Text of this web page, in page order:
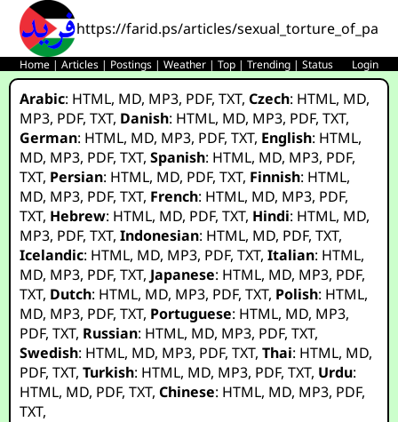
https://farid.ps/articles/
Home |Articles | Postings |Weather |Top |Trending |Status Login
Arabic: HTML, MD, MP3, PDF,TXT,Czech: HTML, MD,
MP3, PDF,TXT, Danish: HTML, MD, MP3, PDF,TXT,
German: HTML, MD, MP3, PDF,TXT, English: HTML,
MD, MP3, PDF,TXT,Spanish: HTML, MD, MP3, PDF,
TXT, Persian: HTML, MD, PDF,TXT, Finnish: HTML,
MD, MP3, PDF,TXT, French: HTML, MD, MP3, PDF,
TXT, Hebrew: HTML, MD, PDF,TXT, Hindi: HTML, MD,
MP3, PDF,TXT,Indonesian: HTML, MD, PDF,TXT,
Icelandic: HTML, MD, MP3, PDF,TXT,Italian: HTML,
MD, MP3, PDF,TXT, Japanese: HTML, MD, MP3, PDF,
TXT, Dutch: HTML, MD, MP3, PDF,TXT, Polish: HTML,
MD, MP3, PDF,TXT, Portuguese: HTML, MD, MP3,
PDF,TXT, Russian: HTML, MD, MP3, PDF,TXT,
Swedish: HTML, MD, MP3, PDF,TXT,Thai: HTML, MD,
PDF,TXT,Turkish: HTML, MD, MP3, PDF,TXT, Urdu:
HTML, MD, PDF,TXT,Chinese: HTML, MD, MP3, PDF,
TXT,